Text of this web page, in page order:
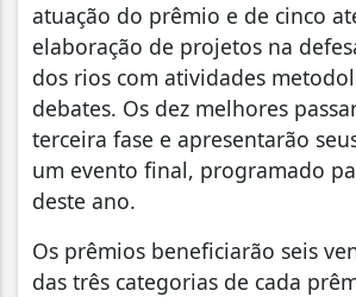
atuação do prêmio e de cinco
elaboração de projetos na
dos rios com atividades
debates. Os dez melhores
terceira fase e apresentarão
um evento final, programado
deste ano.
Os prêmios beneficiarão seis
das três categorias de cada